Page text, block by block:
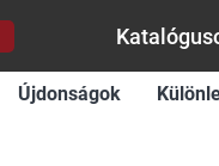
Újdonságok